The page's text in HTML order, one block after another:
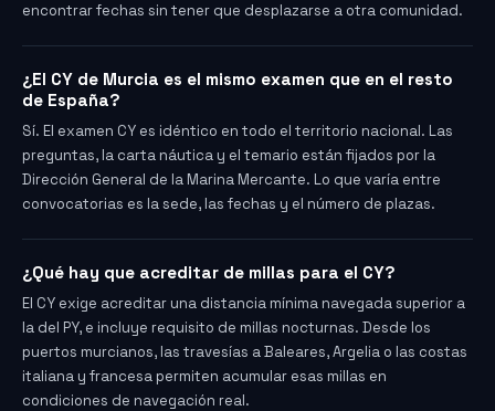
encontrar fechas sin tener que desplazarse a otra comunidad.
¿El CY de Murcia es el mismo examen que en el resto
de España?
Sí. El examen CY es idéntico en todo el territorio nacional. Las
preguntas, la carta náutica y el temario están fijados por la
Dirección General de la Marina Mercante. Lo que varía entre
convocatorias es la sede, las fechas y el número de plazas.
¿Qué hay que acreditar de millas para el CY?
El CY exige acreditar una distancia mínima navegada superior a
la del PY, e incluye requisito de millas nocturnas. Desde los
puertos murcianos, las travesías a Baleares, Argelia o las costas
italiana y francesa permiten acumular esas millas en
condiciones de navegación real.